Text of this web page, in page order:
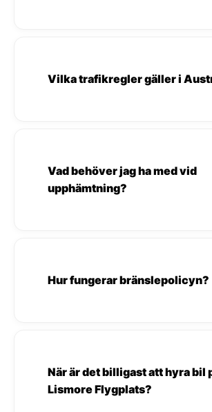
Vilka trafikregler gäller i
Vad behöver jag ha med vid
upphämtning?
Hur fungerar bränslepolicyn?
När är det billigast att hyra bil
Lismore Flygplats?